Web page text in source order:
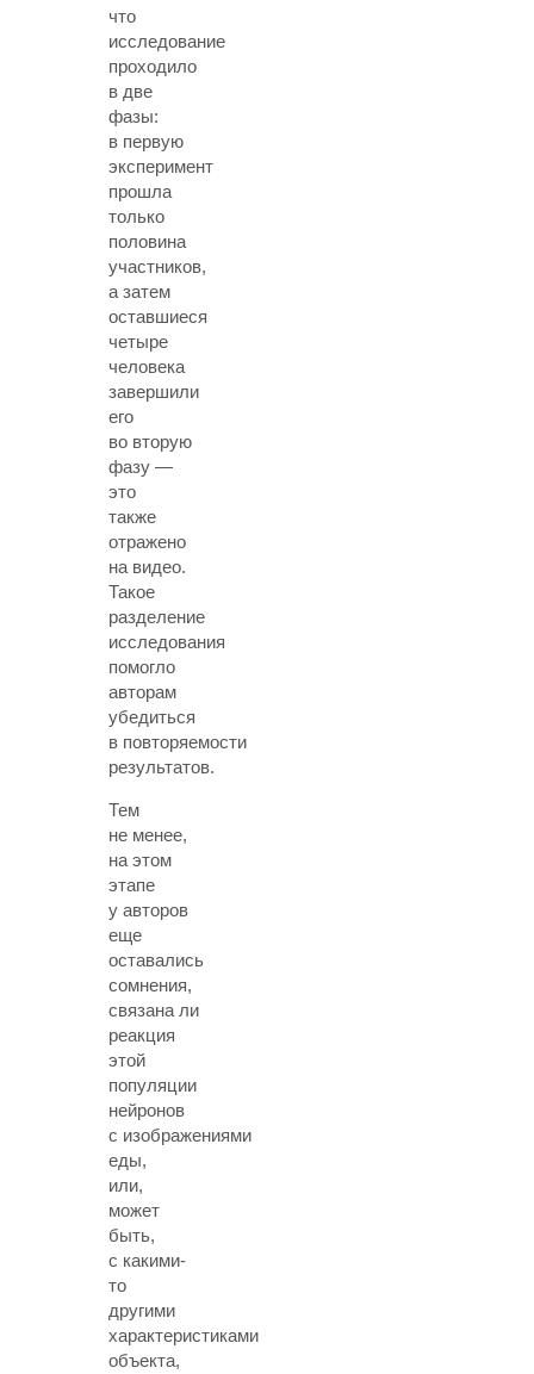
что
исследование
проходило
в две
фазы:
в первую
эксперимент
прошла
только
половина
участников,
а затем
оставшиеся
четыре
человека
завершили
его
во вторую
фазу —
это
также
отражено
на видео.
Такое
разделение
исследования
помогло
авторам
убедиться
в повторяемости
результатов.
Тем
не менее,
на этом
этапе
у авторов
еще
оставались
сомнения,
связана ли
реакция
этой
популяции
нейронов
с изображениями
еды,
или,
может
быть,
с какими-
то
другими
характеристиками
объекта,